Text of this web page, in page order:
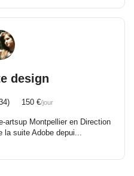
design
150 €/jour
artsup Montpellier en Direction
la suite Adobe depui...